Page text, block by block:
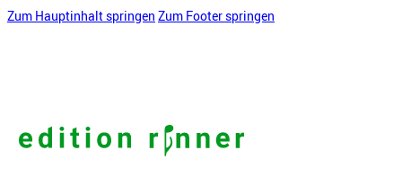
Zum Hauptinhalt springen Zum Footer springen